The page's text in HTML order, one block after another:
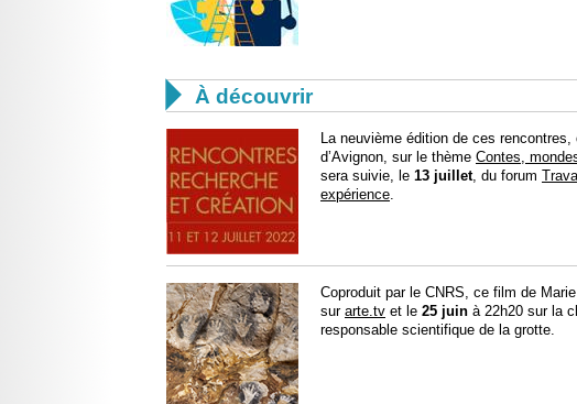
 À découvrir
La neuvième édition de ces
d’Avignon, sur le thème Contes,
sera suivie, le 13 juillet, du forum
expérience.
Coproduit par le CNRS, ce film de
sur arte.tv et le 25 juin à 22h20 sur la
responsable scientifique de la grotte.